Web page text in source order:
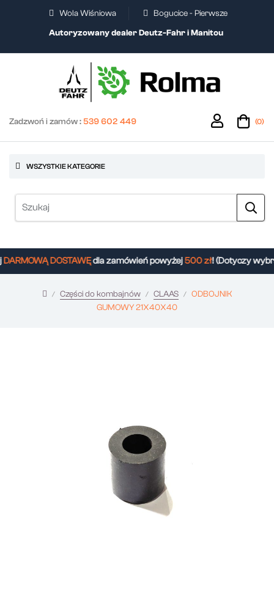
Wola Wiśniowa
Bogucice - Pierwsze
Autoryzowany dealer Deutz-Fahr i Manitou
Zadzwoń i zamów :539 602 449 (0)
WSZYSTKIE KATEGORIE
DOSTAWĘdla zamówień powyżej500 zł! (Dotyczy
Części do kombajnów CLAAS
ODBOJNIK
GUMOWY 21X40X40